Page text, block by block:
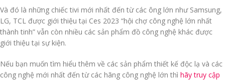
Và đó là những chiếc tivi mới nhất đến từ các ông lớn như Samsung,
LG, TCL được giới thiệu tại Ces 2023 “hội chợ công nghệ lớn nhất
thành tinh” vẫn còn nhiều các sản phẩm đồ công nghệ khác được
giới thiệu tại sự kiện.
Nếu bạn muốn tìm hiểu thêm về các sản phẩm thiết kế độc lạ và các
công nghệ mới nhất đến từ các hãng công nghệ lớn thì hãy truy cập